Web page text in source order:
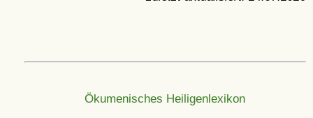
Ökumenisches Heiligenlexikon